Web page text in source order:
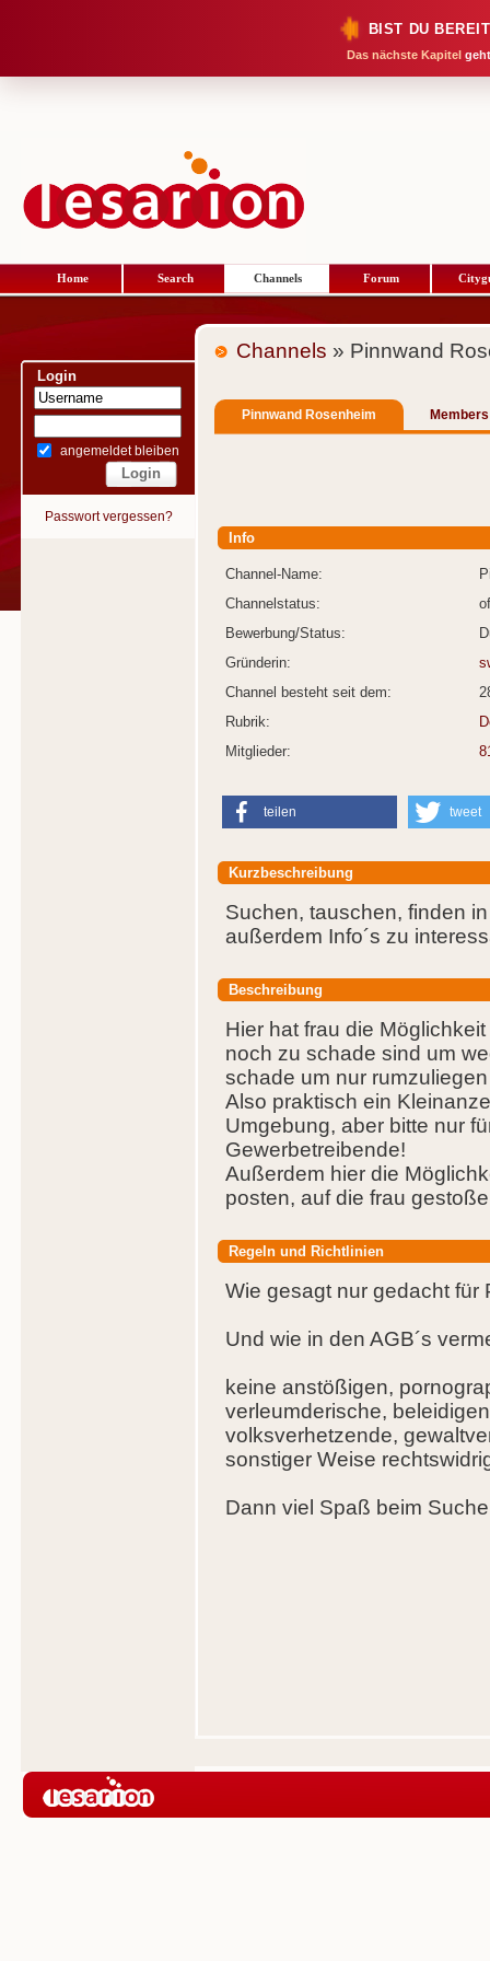
BIST DU
Das nächste Kapitel
Home Search Channels Forum
Login
angemeldet bleiben
Passwort vergessen?
Channels » Pinnwand
Pinnwand Rosenheim Members
Info
Channel-Name:
Channelstatus:
Bewerbung/Status:
Gründerin:
Channel besteht seit dem:
Rubrik:
Mitglieder:
teilen tweet
Kurzbeschreibung
Suchen, tauschen, finden
außerdem Info´s zu
Beschreibung
Hier hat frau die
noch zu schade sind um
schade um nur
Also praktisch ein
Umgebung, aber bitte nur
Gewerbetreibende!
Außerdem hier die
posten, auf die frau
Regeln und Richtlinien
Wie gesagt nur gedacht für
Und wie in den AGB´s
keine anstößigen,
verleumderische,
volksverhetzende,
sonstiger Weise
Dann viel Spaß beim